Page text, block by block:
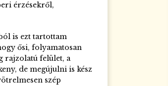
érzésekről,
is ezt tartottam
ősi, folyamatosan
rajzolatú felület, a
de megújulni is kész
szép